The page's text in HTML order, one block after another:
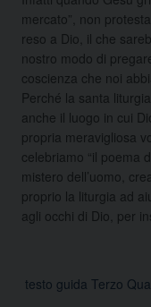
mercato”, non
reso a Dio, il che
nostro modo di
coscienza che noi
Perché la santa
anche il luogo in cui
propria meravigliosa
celebriamo “il poema
mistero dell’uomo,
proprio la liturgia ad
agli occhi di Dio, per
testo guida Terzo